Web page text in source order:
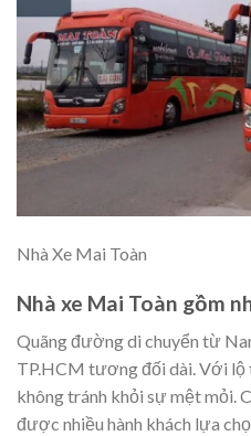
Nhà Xe Mai Toàn
Nhà xe Mai Toàn gồm
Quãng đường di chuyển từ
TP.HCM tương đối dài. Với lộ
không tránh khỏi sự mệt mỏi.
được nhiều hành khách lựa